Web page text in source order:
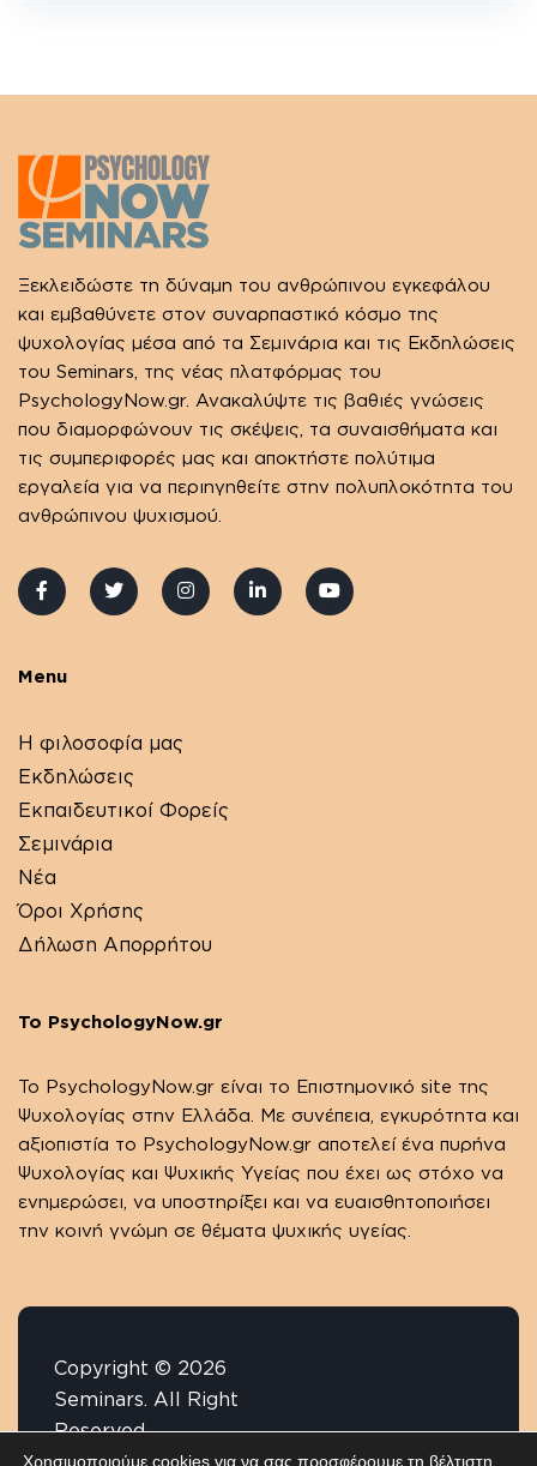
Ξεκλειδώστε τη δύναμη του ανθρώπινου εγκεφάλου
και εμβαθύνετε στον συναρπαστικό κόσμο της
ψυχολογίας μέσα από τα Σεμινάρια και τις Εκδηλώσεις
του Seminars, της νέας πλατφόρμας του
PsychologyNow.gr. Ανακαλύψτε τις βαθιές γνώσεις
που διαμορφώνουν τις σκέψεις, τα συναισθήματα και
τις συμπεριφορές μας και αποκτήστε πολύτιμα
εργαλεία για να περιηγηθείτε στην πολυπλοκότητα του
ανθρώπινου ψυχισμού.
Menu
Η φιλοσοφία μας
Εκδηλώσεις
Εκπαιδευτικοί Φορείς
Σεμινάρια
Νέα
Όροι Χρήσης
Δήλωση Απορρήτου
Το PsychologyNow.gr
Το PsychologyΝow.gr είναι το Επιστημονικό site της
Ψυχολογίας στην Ελλάδα. Με συνέπεια, εγκυρότητα και
αξιοπιστία το PsychologyΝow.gr αποτελεί ένα πυρήνα
Ψυχολογίας και Ψυχικής Υγείας που έχει ως στόχο να
ενημερώσει, να υποστηρίξει και να ευαισθητοποιήσει
την κοινή γνώμη σε θέματα ψυχικής υγείας.
Copyright © 2026
Seminars. All Right
Reserved.
Χρησιμοποιούμε cookies για να σας προσφέρουμε τη βέλτιστη